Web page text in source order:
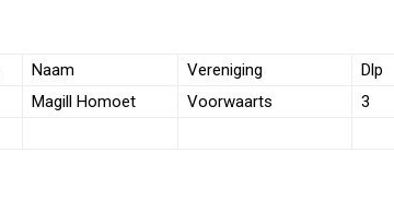
Naam Vereniging
Dlp
Magill Homoet Voorwaarts
3